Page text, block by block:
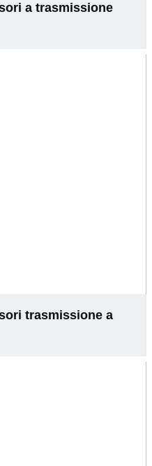
a trasmissione
trasmissione a